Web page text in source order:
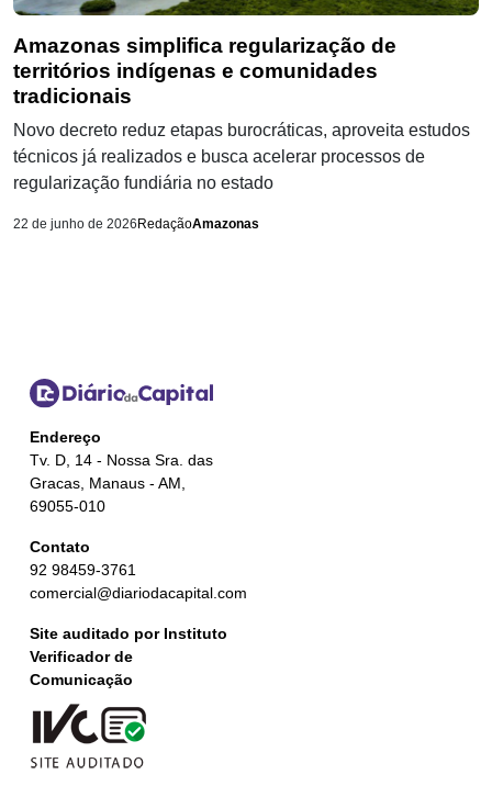
Amazonas simplifica regularização de
territórios indígenas e comunidades
tradicionais
Novo decreto reduz etapas burocráticas, aproveita estudos
técnicos já realizados e busca acelerar processos de
regularização fundiária no estado
22 de junho de 2026 RedaçãoAmazonas
Endereço
Tv. D, 14 - Nossa Sra. das
Gracas, Manaus - AM,
69055-010
Contato
92 98459-3761
comercial@diariodacapital.com
Site auditado por Instituto
Verificador de
Comunicação